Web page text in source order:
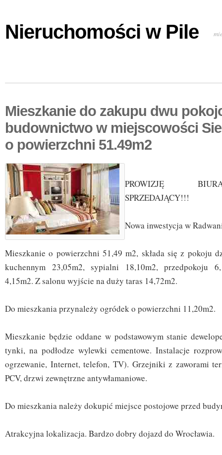
Nieruchomości w Pile
Mieszkanie do zakupu dwu
budownictwo w miejscowości
o powierzchni 51.49m2
PROWIZJĘ
SPRZEDAJĄCY!!!
Nowa inwestycja w
Mieszkanie o powierzchni 51,49 m2, składa się z pokoju
kuchennym 23,05m2, sypialni 18,10m2, przedpokoju
4,15m2. Z salonu wyjście na duży taras 14,72m2.
Do mieszkania przynależy ogródek o powierzchni 11,20m2.
Mieszkanie będzie oddane w podstawowym stanie
tynki, na podłodze wylewki cementowe. Instalacje
ogrzewanie, Internet, telefon, TV). Grzejniki z zaworami
PCV, drzwi zewnętrzne antywłamaniowe.
Do mieszkania należy dokupić miejsce postojowe przed
Atrakcyjna lokalizacja. Bardzo dobry dojazd do Wrocławia.